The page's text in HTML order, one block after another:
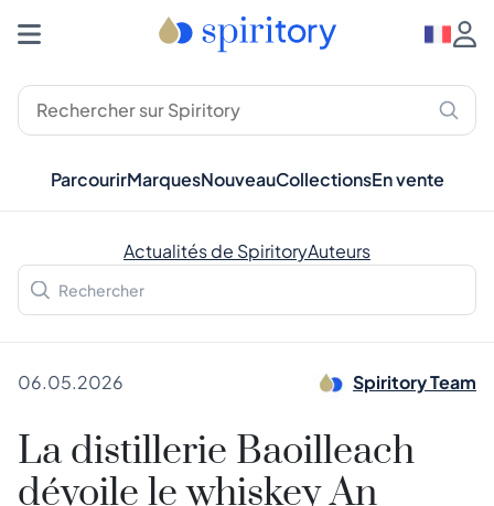
ParcourirMarquesNouveauCollectionsEn vente
Actualités de SpiritoryAuteurs
06.05.2026 Spiritory Team
La distillerie Baoilleach
dévoile le whiskey An